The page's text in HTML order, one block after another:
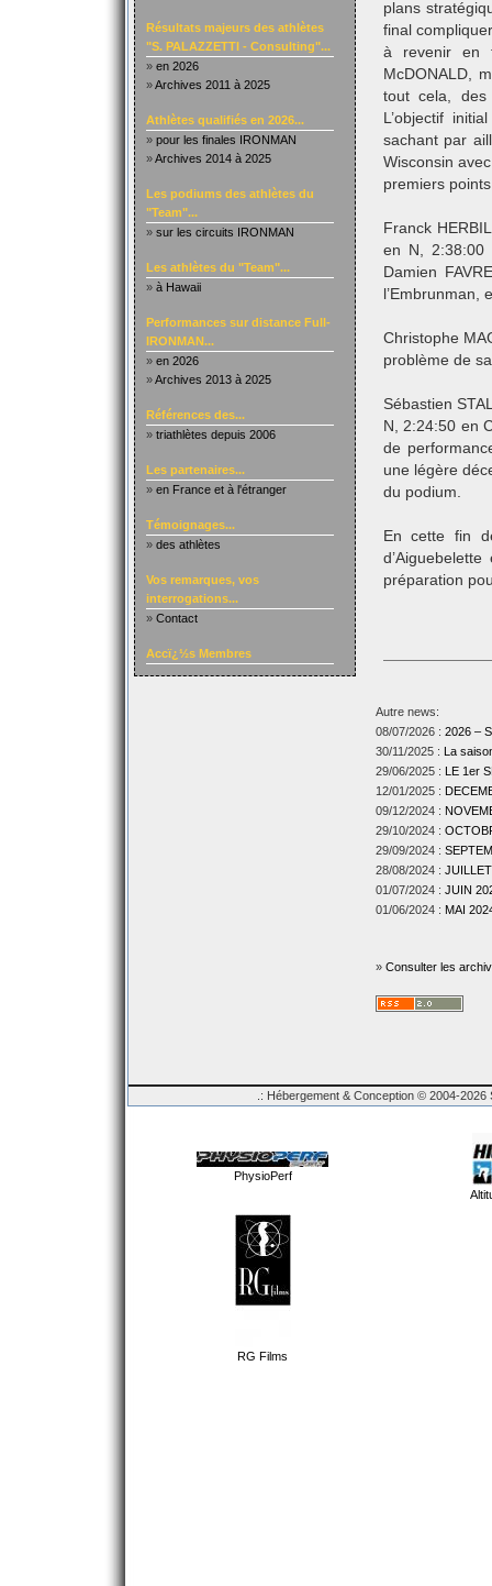
Résultats majeurs des athlètes
"S. PALAZZETTI - Consulting"...
» en 2026
»Archives 2011 à 2025
Athlètes qualifiés en 2026...
» pour les finales IRONMAN
»Archives 2014 à 2025
Les podiums des athlètes du
"Team"...
» sur les circuits IRONMAN
Les athlètes du "Team"...
» à Hawaii
Performances sur distance Full-
IRONMAN...
» en 2026
»Archives 2013 à 2025
Références des...
» triathlètes depuis 2006
Les partenaires...
» en France et à l'étranger
Témoignages...
» des athlètes
Vos remarques, vos
interrogations...
» Contact
Accï¿½s Membres
plans
final
à revenir en
McDONALD,
tout cela, des
L’objectif
sachant par
Wisconsin
premiers
Franck
en N, 2:38:00
Damien
Christophe
problème de
Sébastien
N, 2:24:50 en
de
une légère
du podium.
En cette fin
préparation
Autre news:
08/07/2026 : 2026 –
30/11/2025 : La
29/06/2025 : LE 1er
12/01/2025 :
09/12/2024 :
29/10/2024 :
29/09/2024 :
28/08/2024 :
01/07/2024 : JUIN
01/06/2024 : MAI
» Consulter les
.: Hébergement & Conception © 2004-
PhysioPerf
RG Films